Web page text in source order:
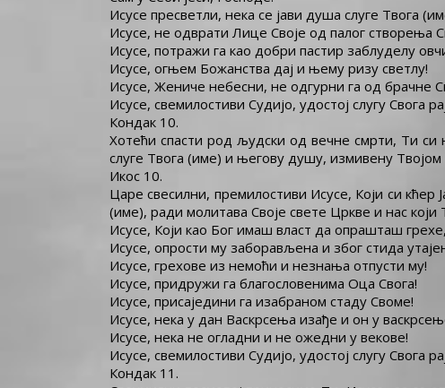
Исусе пресветли, нека се јави душа слуге Твога
Исусе, не одврати Лице Своје од палог створења
Исусе, потражи га као добри пастир заблуделу
Исусе, огњем Божанства дај и њему ризу светлу!
Исусе, Жениче небесни, не одгурни га од брачне
Исусе, свемилостиви Судијо, удостој слугу Свога
Кондак 10.
Хотећи спасти род људски од вечне смрти, Ти си
слуге Твога (име) и његову душу, измивену
Икос 10.
Царе свесилни, премилостиви Исусе, Који си кћер
(име), ради молитава Своје свете Цркве и нас
Исусе, Који као Бог имаш власт да опрашташ
Исусе, опрости му заборављена и због стида
Исусе, грехове из немоћи и незнања отпусти му!
Исусе, придружи га благословенима Оца Свога!
Исусе, присаједини га изабраном стаду Своме!
Исусе, нека у дан Васкрсења изађе и он у
Исусе, нека не огладни и не ожедни у векове!
Исусе, свемилостиви Судијо, удостој слугу Свога
Кондак 11.